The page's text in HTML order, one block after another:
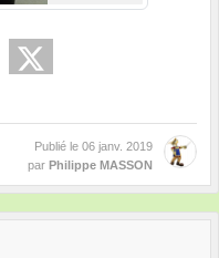
Publié le 06 janv. 2019
par Philippe MASSON